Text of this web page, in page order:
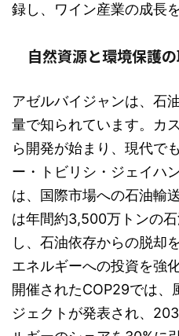
録し、ワイン産業の成長
自然資源と環境保護
アゼルバイジャンは、石
量で知られています。カ
ら開発が始まり、現代で
ー・トビリシ・ジェイハ
は、国際市場への石油輸
は年間約3,500万トンの
し、石油依存からの脱却
エネルギーへの投資を強
開催されたCOP29では、
ジェクトが発表され、